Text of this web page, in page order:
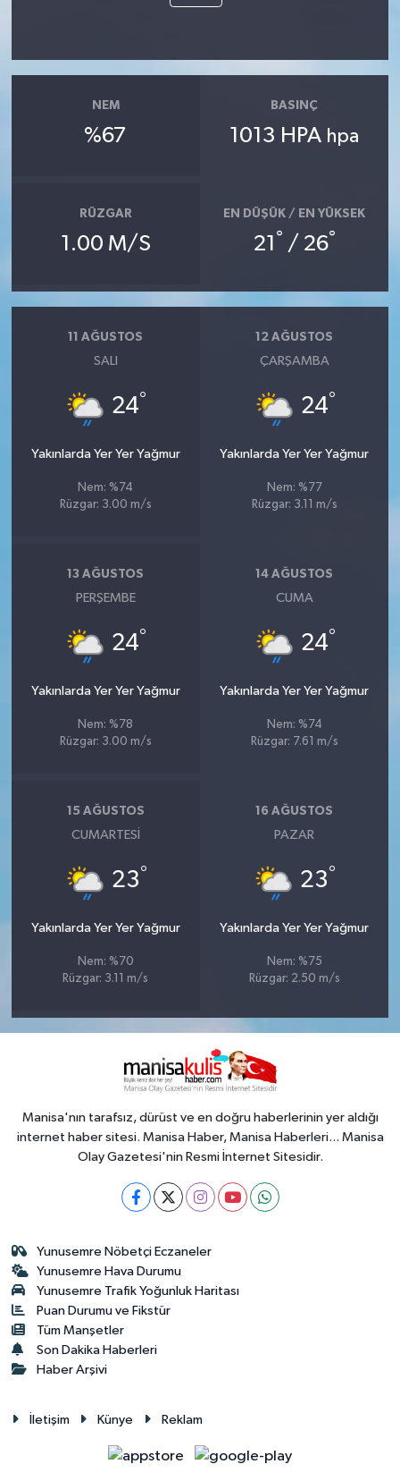
NEM
%67
BASINÇ
1013 HPA hpa
RÜZGAR
1.00 M/S
EN DÜŞÜK / EN YÜKSEK
21 ° / 26°
11 AĞUSTOS
SALI
24°
Yakınlarda Yer Yer Yağmur
Nem: %74
Rüzgar: 3.00 m/s
12 AĞUSTOS
ÇARŞAMBA
24°
Yakınlarda Yer Yer Yağmur
Nem: %77
Rüzgar: 3.11 m/s
13 AĞUSTOS
PERŞEMBE
24°
Yakınlarda Yer Yer Yağmur
Nem: %78
Rüzgar: 3.00 m/s
14 AĞUSTOS
CUMA
24°
Yakınlarda Yer Yer Yağmur
Nem: %74
Rüzgar: 7.61 m/s
15 AĞUSTOS
CUMARTESI
23°
Yakınlarda Yer Yer Yağmur
Nem: %70
Rüzgar: 3.11 m/s
16 AĞUSTOS
PAZAR
23°
Yakınlarda Yer Yer Yağmur
Nem: %75
Rüzgar: 2.50 m/s
Manisa'nın tarafsız, dürüst ve en doğru haberlerinin yer aldığı
internet haber sitesi. Manisa Haber, Manisa Haberleri... Manisa
Olay Gazetesi'nin Resmi İnternet Sitesidir.
Yunusemre Nöbetçi Eczaneler
Yunusemre Hava Durumu
Yunusemre Trafik Yoğunluk Haritası
Puan Durumu ve Fikstür
Tüm Manşetler
Son Dakika Haberleri
Haber Arşivi
İletişim Künye Reklam